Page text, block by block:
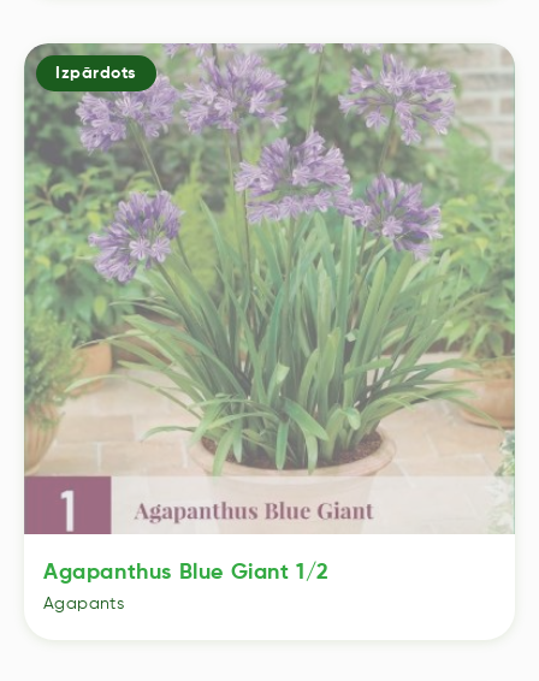
Agapanthus Blue Giant 1/2
Agapants